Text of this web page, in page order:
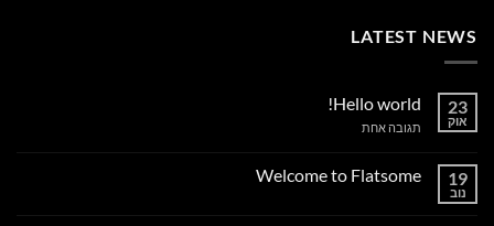
LATEST NEWS
23
אוק
Hello world!
תגובה אחתעל
19
נוב
Welcome to Flatsome